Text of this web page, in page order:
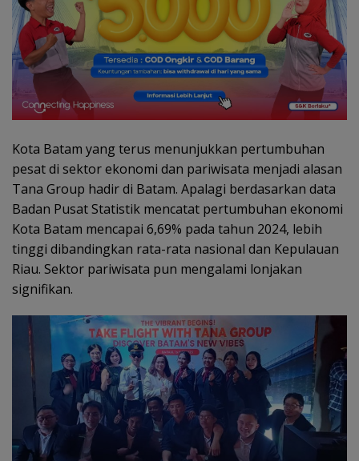
Kota Batam yang terus menunjukkan pertumbuhan
pesat di sektor ekonomi dan pariwisata menjadi alasan
Tana Group hadir di Batam. Apalagi berdasarkan data
Badan Pusat Statistik mencatat pertumbuhan ekonomi
Kota Batam mencapai 6,69% pada tahun 2024, lebih
tinggi dibandingkan rata-rata nasional dan Kepulauan
Riau. Sektor pariwisata pun mengalami lonjakan
signifikan.